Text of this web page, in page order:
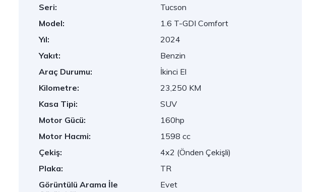
Seri:
Tucson
Model:
1.6 T-GDI Comfort
Yıl:
2024
Yakıt:
Benzin
Araç Durumu:
İkinci El
Kilometre:
23,250 KM
Kasa Tipi:
SUV
Motor Gücü:
160hp
Motor Hacmi:
1598 cc
Çekiş:
4x2 (Önden Çekişli)
Plaka:
TR
Görüntülü Arama İle
Evet